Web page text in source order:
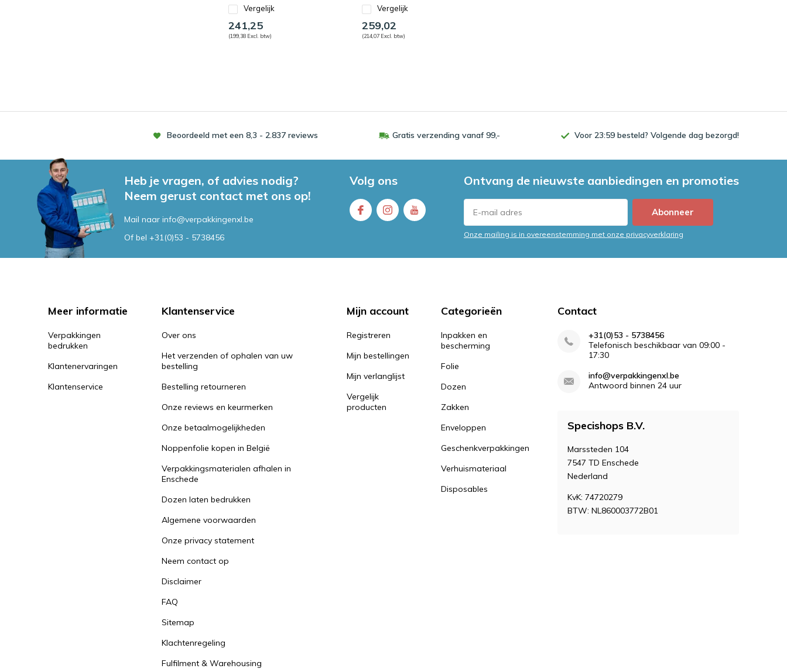
Vergelijk
241,25
(199,38 Excl. btw)
Vergelijk
259,02
(214,07 Excl. btw)
Beoordeeld met een 8,3 - 2.837 reviews Gratis verzending vanaf 99,- Voor 23:59 besteld? Volgende dag bezorgd!
Heb je vragen, of advies nodig?
Neem gerust contact met ons op!
Mail naar info@verpakkingenxl.be
Of bel +31(0)53 - 5738456
Volg ons Ontvang de nieuwste aanbiedingen en promoties
Abonneer
Onze mailing is in overeenstemming met onze privacyverklaring
Meer informatie
Verpakkingen
bedrukken
Klantenervaringen
Klantenservice
Klantenservice
Over ons
Het verzenden of ophalen van uw
bestelling
Bestelling retourneren
Onze reviews en keurmerken
Onze betaalmogelijkheden
Noppenfolie kopen in België
Verpakkingsmaterialen afhalen in
Enschede
Dozen laten bedrukken
Algemene voorwaarden
Onze privacy statement
Neem contact op
Disclaimer
FAQ
Sitemap
Klachtenregeling
Fulfilment & Warehousing
Mijn account
Registreren
Mijn bestellingen
Mijn verlanglijst
Vergelijk
producten
Categorieën
Inpakken en
bescherming
Folie
Dozen
Zakken
Enveloppen
Geschenkverpakkingen
Verhuismateriaal
Disposables
Contact
+31(0)53 - 5738456
Telefonisch beschikbaar van 09:00 -
17:30
info@verpakkingenxl.be
Antwoord binnen 24 uur
Specishops B.V.
Marssteden 104
7547 TD Enschede
Nederland
KvK: 74720279
BTW: NL860003772B01